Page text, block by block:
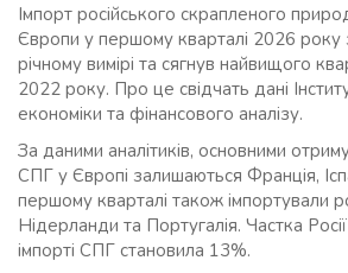
Імпорт російського скрапленого
Європи у першому кварталі 2026 року
річному вимірі та сягнув найвищого
2022 року. Про це свідчать дані
економіки та фінансового аналізу.
За даними аналітиків, основними
СПГ у Європі залишаються Франція,
першому кварталі також імпортували
Нідерланди та Португалія. Частка
імпорті СПГ становила 13%.